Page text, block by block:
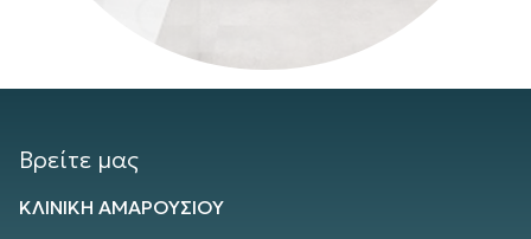
Βρείτε μας
ΚΛΙΝΙΚΗ ΑΜΑΡΟΥΣΙΟΥ